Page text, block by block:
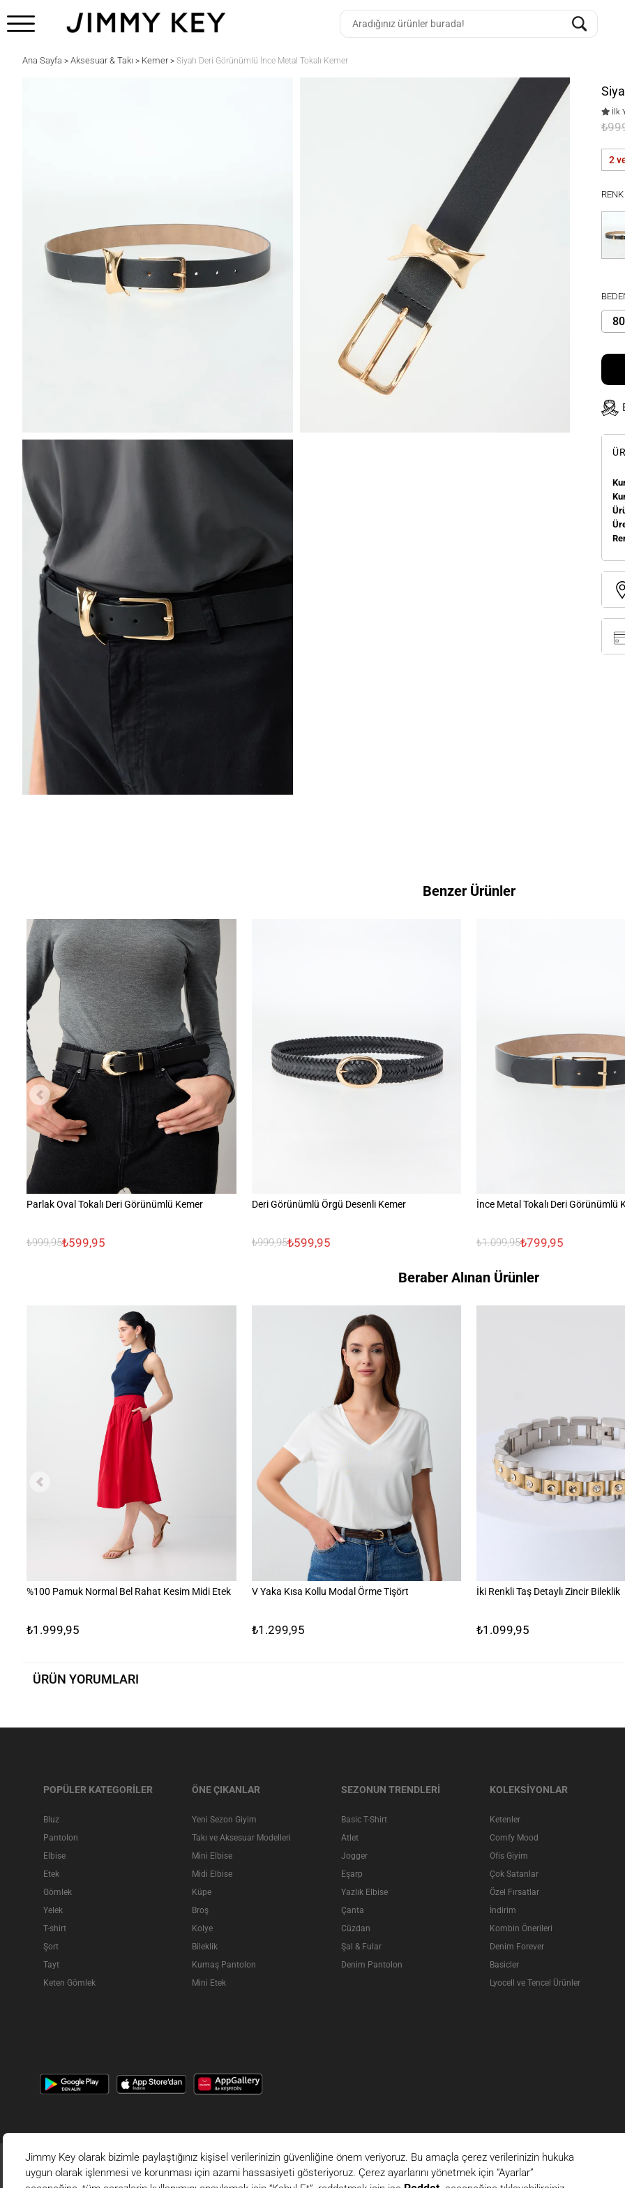
Ana Sayfa > Aksesuar & Takı > Kemer> Siyah Deri Görünümlü İnce Metal Tokalı Kemer
İlk
2
RENK
80
Benzer Ürünler
Parlak Oval Tokalı Deri Görünümlü Kemer
₺999,95₺599,95
Deri Görünümlü Örgü Desenli Kemer
₺999,95₺599,95
İnce Metal Tokalı Deri Görünümlü
₺1.099,95₺799,95
Beraber Alınan Ürünler
%100 Pamuk Normal Bel Rahat Kesim Midi Etek
₺1.999,95
V Yaka Kısa Kollu Modal Örme Tişört
₺1.299,95
İki Renkli Taş Detaylı Zincir Bileklik
₺1.099,95
ÜRÜN YORUMLARI
POPÜLER KATEGORİLER
Bluz
Pantolon
Elbise
Etek
Gömlek
Yelek
T-shirt
Şort
Tayt
Keten Gömlek
ÖNE ÇIKANLAR
Yeni Sezon Giyim
Takı ve Aksesuar Modelleri
Mini Elbise
Midi Elbise
Küpe
Broş
Kolye
Bileklik
Kumaş Pantolon
Mini Etek
SEZONUN TRENDLERİ
Basic T-Shirt
Atlet
Jogger
Eşarp
Yazlık Elbise
Çanta
Cüzdan
Şal & Fular
Denim Pantolon
KOLEKSİYONLAR
Ketenler
Comfy Mood
Ofis Giyim
Çok Satanlar
Özel Fırsatlar
İndirim
Kombin Önerileri
Denim Forever
Basicler
Lyocell ve Tencel Ürünler